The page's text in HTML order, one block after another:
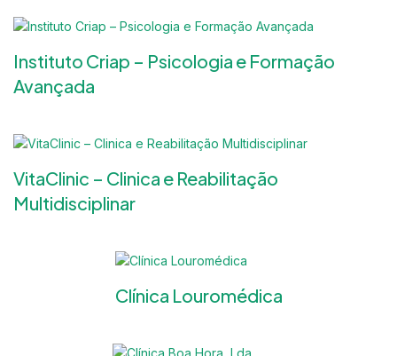
Instituto Criap – Psicologia e Formação
Avançada
VitaClinic – Clinica e Reabilitação
Multidisciplinar
Clínica Louromédica